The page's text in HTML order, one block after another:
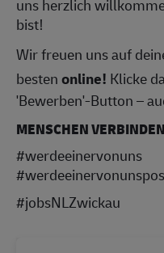
uns herzlich
bist!
Wir freuen uns auf
bestenonline! Klicke
'Bewerben'-Button –
MENSCHEN
#werdeeinervonuns
#jobsNLZwickau